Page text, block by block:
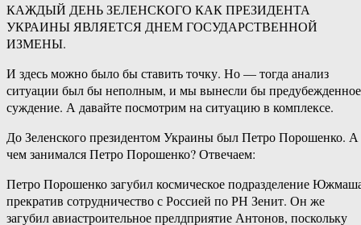
КАЖДЫЙ ДЕНЬ ЗЕЛЕНСКОГО КАК ПРЕЗИДЕНТА
УКРАИНЫ ЯВЛЯЕТСЯ ДНЕМ ГОСУДАРСТВЕННОЙ
ИЗМЕНЫ.
И здесь можно было бы ставить точку. Но — тогда анализ
ситуации был бы неполным, и мы вынесли бы предубежденное
суждение. А давайте посмотрим на ситуацию в комплексе.
До Зеленского президентом Украины был Петро Порошенко. А
чем занимался Петро Порошенко? Отвечаем:
Петро Порошенко загубил космическое подразделение
прекратив сотрудничество с Россией по РН Зенит. Он же
загубил авиастроительное прелдприятие Антонов, поскольку